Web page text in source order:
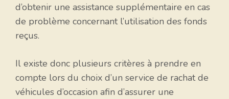
d’obtenir une assistance supplémentaire en cas
de problème concernant l’utilisation des fonds
reçus.
Il existe donc plusieurs critères à prendre en
compte lors du choix d’un service de rachat de
véhicules d’occasion afin d’assurer une